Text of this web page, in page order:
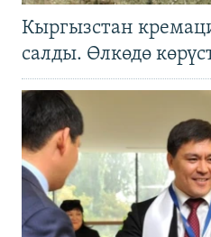
Кыргызстан
салды. Өлкөдө